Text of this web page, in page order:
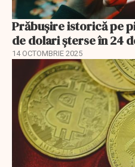
Prăbușire istorică pe
de dolari șterse în 24
14 OCTOMBRIE 2025